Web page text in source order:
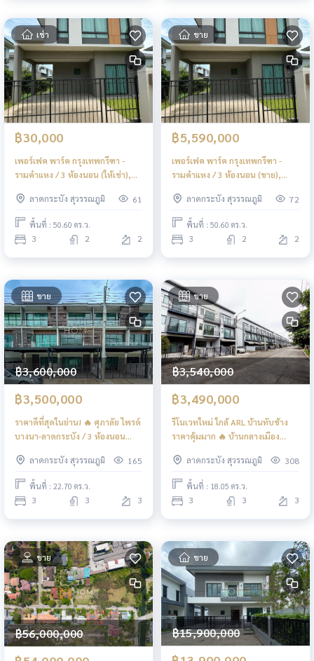
เช่า
฿30,000
เพอร์เฟค พาร์ค กรุงเทพกรีฑา -
รามคำแหง / 3 ห้องนอน (ให้เช่า),
- Ramkamheang / 3 Bedrooms
(FOR RENT) BZD230
ลาดกระบัง สุวรรณภูมิ 61
พื้นที่ : 50.60 ตร.ว.
3 2 2
ขาย
฿5,590,000
เพอร์เฟค พาร์ค กรุงเทพกรีฑา -
รามคำแหง / 3 ห้องนอน (ขาย),
- Ramkamheang / 3 Bedrooms
(FOR SALE) BZD230
ลาดกระบัง สุวรรณภูมิ 72
พื้นที่ : 50.60 ตร.ว.
3 2 2
ขาย
฿3,600,000
฿3,500,000
ราคาดีที่สุดในย่าน! 🔥 ศุภาลัย ไพรด์
บางนา-ลาดกระบัง / 3 ห้องนอน
Ladkrabang / 3 Bedrooms (FOR
SALE) POON246
ลาดกระบัง สุวรรณภูมิ 165
พื้นที่ : 22.70 ตร.ว.
3 3 3
ขาย
฿3,540,000
฿3,490,000
รีโนเวทใหม่ ใกล้ ARL บ้านทับช้าง
ราคาคุ้มมาก 🔥 บ้านกลางเมือง
(ขาย), Baan Klang Muang Rama
9 - On Nut / 3 Bedrooms (FOR
SALE) POON232
ลาดกระบัง สุวรรณภูมิ 308
พื้นที่ : 18.05 ตร.ว.
3 3 3
ขาย
฿56,000,000
ขาย
฿15,900,000